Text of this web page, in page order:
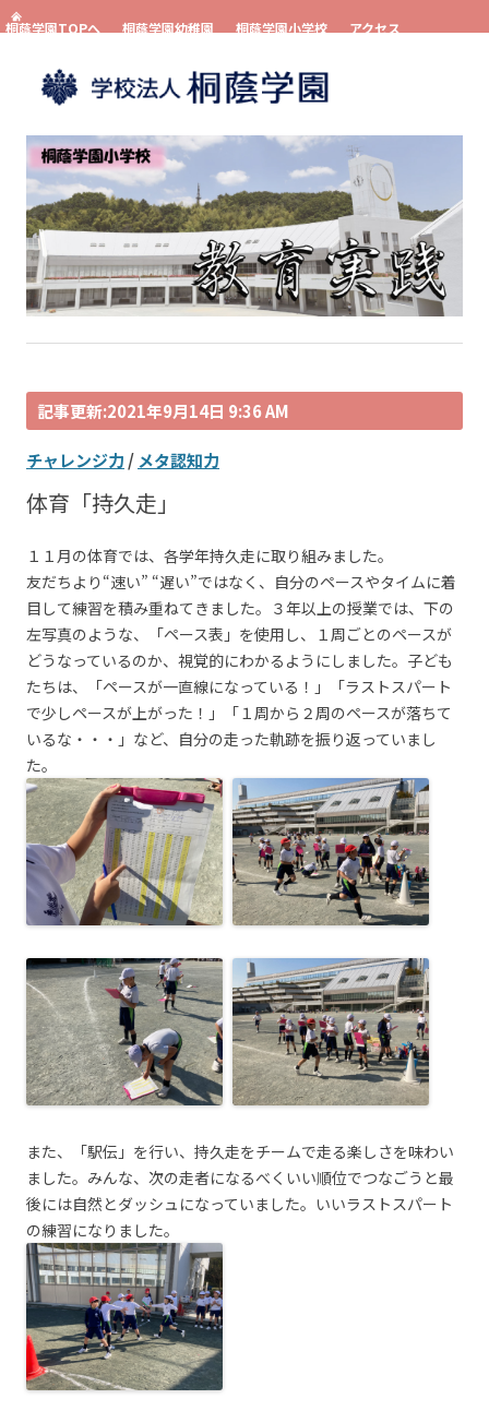
桐蔭学園TOPへ 桐蔭学園幼稚園 桐蔭学園小学校
アクセス
コンテンツへスキップ
記事更新:2021年9月14日 9:36 AM
チャレンジ力 / メタ認知力
体育「持久走」
１１月の体育では、各学年持久走に取り組みました。
友だちより“速い” “遅い”ではなく、自分のペースやタイムに着
目して練習を積み重ねてきました。３年以上の授業では、下の
左写真のような、「ペース表」を使用し、１周ごとのペースが
どうなっているのか、視覚的にわかるようにしました。子ども
たちは、「ペースが一直線になっている！」「ラストスパート
で少しペースが上がった！」「１周から２周のペースが落ちて
いるな・・・」など、自分の走った軌跡を振り返っていまし
た。
また、「駅伝」を行い、持久走をチームで走る楽しさを味わい
ました。みんな、次の走者になるべくいい順位でつなごうと最
後には自然とダッシュになっていました。いいラストスパート
の練習になりました。